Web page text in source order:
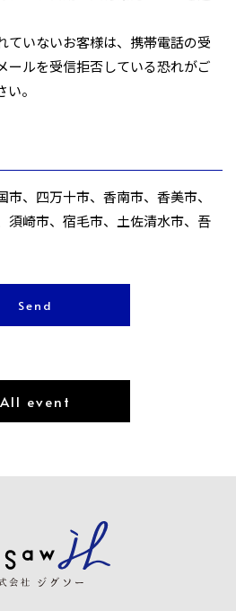
ていないお客様は、携帯電話の受
ールを受信拒否している恐れがご
。
、四万十市、香南市、香美市、
須崎市、宿毛市、土佐清水市、吾
All event